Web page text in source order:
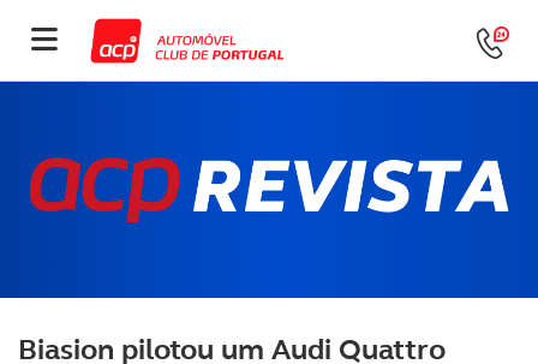
Biasion pilotou um Audi Quattro